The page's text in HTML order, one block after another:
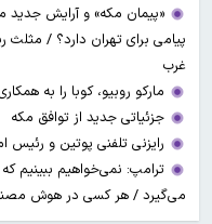
«پیمان مکه» و آرایش جدید
پیامی برای تهران دارد؟ / مثلث
غرب
مارکو روبیو، کوبا را به
جزئیاتی جدید از توافق مکه
رایزنی تلفنی پوتین و رئیس
ترامپ: نمی‌خواهیم ببینیم
می‌گیرد / هر کسی در هوش